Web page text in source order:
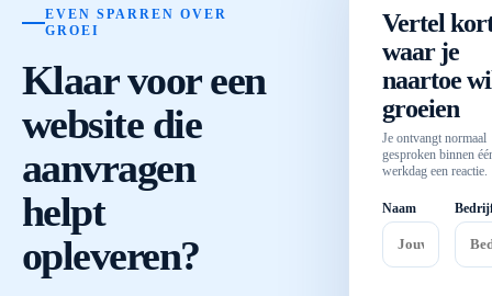
EVEN SPARREN OVER
GROEI
Klaar voor een
website die
aanvragen
helpt
opleveren?
Vertel
waar je
naartoe
groeien
Je ontvangt normaal
gesproken binnen
werkdag een reactie.
Naam